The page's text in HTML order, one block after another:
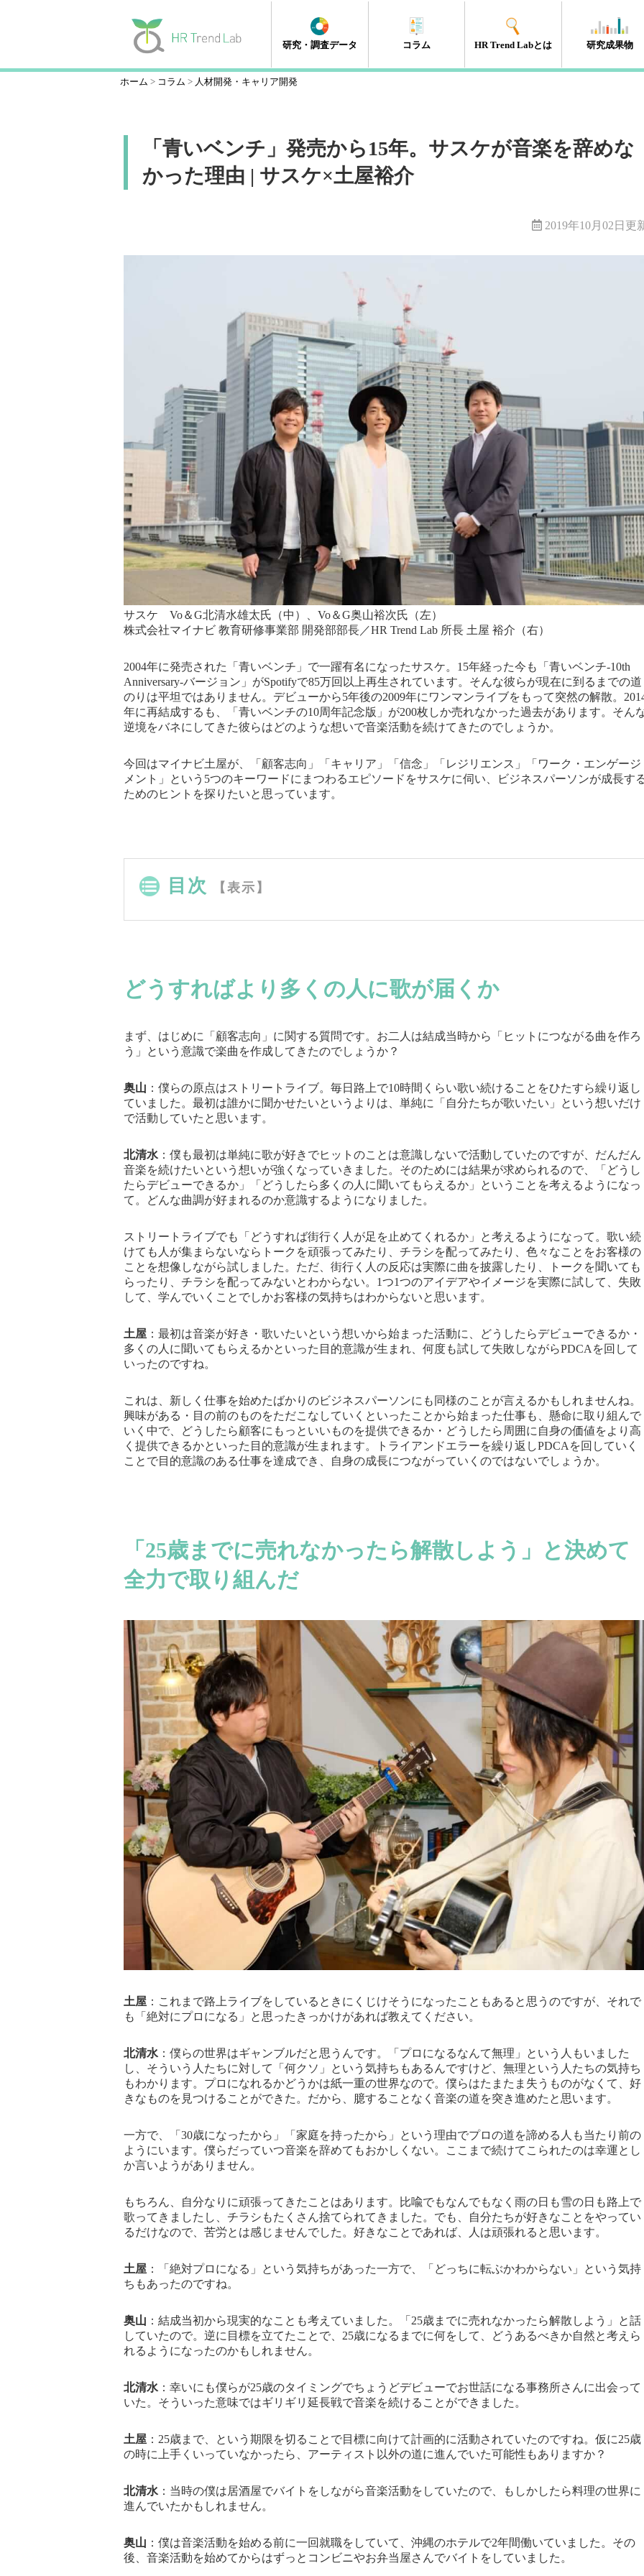
研究・調査データ コラム HR Trend Labとは 研究成果物
ホーム コラム 人材開発・キャリア開発
「青いベンチ」発売から15年。サスケが音楽を辞めな
かった理由 | サスケ×土屋裕介
2019年10月02日更
サスケ Vo＆G北清水雄太氏（中）、Vo＆G奥山裕次氏（左）
株式会社マイナビ 教育研修事業部 開発部部長／HR Trend Lab 所長 土屋 裕介（右）
2004年に発売された「青いベンチ」で一躍有名になったサスケ。15年経った今も「青いベンチ-10th
Anniversary-バージョン」がSpotifyで85万回以上再生されています。そんな彼らが現在に到るまでの道
のりは平坦ではありません。デビューから5年後の2009年にワンマンライブをもって突然の解散。
年に再結成するも、「青いベンチの10周年記念版」が200枚しか売れなかった過去があります。そん
逆境をバネにしてきた彼らはどのような想いで音楽活動を続けてきたのでしょうか。
今回はマイナビ土屋が、「顧客志向」「キャリア」「信念」「レジリエンス」「ワーク・エンゲージ
メント」という5つのキーワードにまつわるエピソードをサスケに伺い、ビジネスパーソンが成長す
ためのヒントを探りたいと思っています。
目次 【表示】
どうすればより多くの人に歌が届くか
まず、はじめに「顧客志向」に関する質問です。お二人は結成当時から「ヒットにつながる曲を作ろ
う」という意識で楽曲を作成してきたのでしょうか？
奥山 ：僕らの原点はストリートライブ。毎日路上で10時間くらい歌い続けることをひたすら繰り返し
ていました。最初は誰かに聞かせたいというよりは、単純に「自分たちが歌いたい」という想いだけ
で活動していたと思います。
北清水 ：僕も最初は単純に歌が好きでヒットのことは意識しないで活動していたのですが、だんだん
音楽を続けたいという想いが強くなっていきました。そのためには結果が求められるので、「どうし
たらデビューできるか」「どうしたら多くの人に聞いてもらえるか」ということを考えるようになっ
て。どんな曲調が好まれるのか意識するようになりました。
ストリートライブでも「どうすれば街行く人が足を止めてくれるか」と考えるようになって。歌い続
けても人が集まらないならトークを頑張ってみたり、チラシを配ってみたり、色々なことをお客様の
ことを想像しながら試しました。ただ、街行く人の反応は実際に曲を披露したり、トークを聞いても
らったり、チラシを配ってみないとわからない。1つ1つのアイデアやイメージを実際に試して、失敗
して、学んでいくことでしかお客様の気持ちはわからないと思います。
土屋 ：最初は音楽が好き・歌いたいという想いから始まった活動に、どうしたらデビューできるか・
多くの人に聞いてもらえるかといった目的意識が生まれ、何度も試して失敗しながらPDCAを回して
いったのですね。
これは、新しく仕事を始めたばかりのビジネスパーソンにも同様のことが言えるかもしれませんね。
興味がある・目の前のものをただこなしていくといったことから始まった仕事も、懸命に取り組んで
いく中で、どうしたら顧客にもっといいものを提供できるか・どうしたら周囲に自身の価値をより高
く提供できるかといった目的意識が生まれます。トライアンドエラーを繰り返しPDCAを回していく
ことで目的意識のある仕事を達成でき、自身の成長につながっていくのではないでしょうか。
「25歳までに売れなかったら解散しよう」と決めて
全力で取り組んだ
土屋 ：これまで路上ライブをしているときにくじけそうになったこともあると思うのですが、それで
も「絶対にプロになる」と思ったきっかけがあれば教えてください。
北清水 ：僕らの世界はギャンブルだと思うんです。「プロになるなんて無理」という人もいました
し、そういう人たちに対して「何クソ」という気持ちもあるんですけど、無理という人たちの気持ち
もわかります。プロになれるかどうかは紙一重の世界なので。僕らはたまたま失うものがなくて、好
きなものを見つけることができた。だから、臆することなく音楽の道を突き進めたと思います。
一方で、「30歳になったから」「家庭を持ったから」という理由でプロの道を諦める人も当たり前の
ようにいます。僕らだっていつ音楽を辞めてもおかしくない。ここまで続けてこられたのは幸運とし
か言いようがありません。
もちろん、自分なりに頑張ってきたことはあります。比喩でもなんでもなく雨の日も雪の日も路上で
歌ってきましたし、チラシもたくさん捨てられてきました。でも、自分たちが好きなことをやってい
るだけなので、苦労とは感じませんでした。好きなことであれば、人は頑張れると思います。
土屋 ：「絶対プロになる」という気持ちがあった一方で、「どっちに転ぶかわからない」という気持
ちもあったのですね。
奥山 ：結成当初から現実的なことも考えていました。「25歳までに売れなかったら解散しよう」と話
していたので。逆に目標を立てたことで、25歳になるまでに何をして、どうあるべきか自然と考えら
れるようになったのかもしれません。
北清水 ：幸いにも僕らが25歳のタイミングでちょうどデビューでお世話になる事務所さんに出会って
いた。そういった意味ではギリギリ延長戦で音楽を続けることができました。
土屋 ：25歳まで、という期限を切ることで目標に向けて計画的に活動されていたのですね。仮に25歳
の時に上手くいっていなかったら、アーティスト以外の道に進んでいた可能性もありますか？
北清水 ：当時の僕は居酒屋でバイトをしながら音楽活動をしていたので、もしかしたら料理の世界に
進んでいたかもしれません。
奥山 ：僕は音楽活動を始める前に一回就職をしていて、沖縄のホテルで2年間働いていました。その
後、音楽活動を始めてからはずっとコンビニやお弁当屋さんでバイトをしていました。